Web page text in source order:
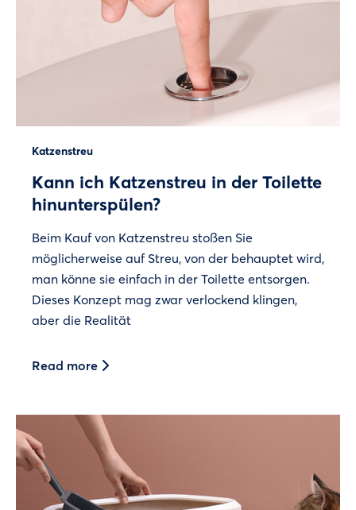
Katzenstreu
Kann ich Katzenstreu in der Toilette
hinunterspülen?
Beim Kauf von Katzenstreu stoßen Sie
möglicherweise auf Streu, von der behauptet wird,
man könne sie einfach in der Toilette entsorgen.
Dieses Konzept mag zwar verlockend klingen,
aber die Realität
Read more